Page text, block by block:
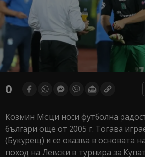
0
Козмин Моци носи футболна
българи още от 2005 г. Тогава
(Букурещ) и се оказва в основата
поход на Левски в турнира за